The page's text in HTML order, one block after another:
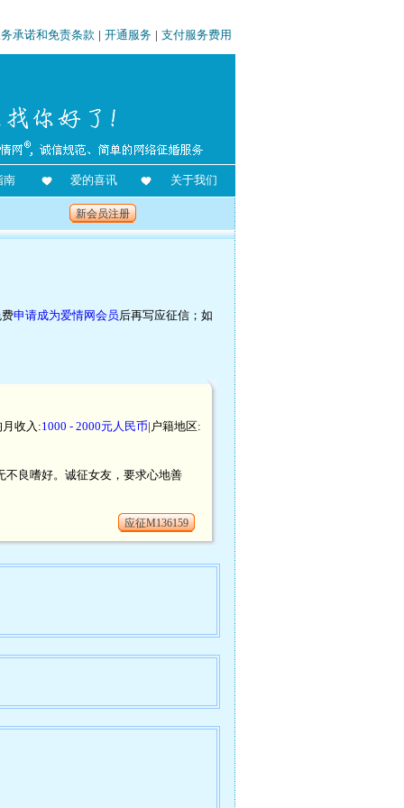
承诺和免责条款 | 开通服务 | 支付服务费用
南 爱的喜讯 关于我们
新会员注册
申请成为爱情网会员后再写应征信；如
月收入:1000 - 2000元人民币|户籍地区:
不良嗜好。诚征女友，要求心地善
应征M136159